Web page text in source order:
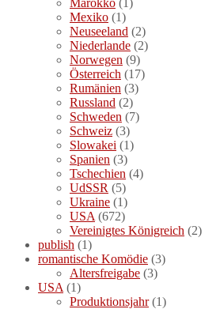
Mexiko (1)
Neuseeland (2)
Niederlande (2)
Norwegen (9)
Österreich (17)
Rumänien (3)
Russland (2)
Schweden (7)
Schweiz (3)
Slowakei (1)
Spanien (3)
Tschechien (4)
UdSSR (5)
Ukraine (1)
USA (672)
Vereinigtes Königreich (2)
publish (1)
romantische Komödie (3)
Altersfreigabe (3)
USA (1)
Produktionsjahr(1)